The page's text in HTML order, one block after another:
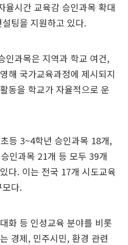
율시간 교육감 승인과목 확대
팅을 지원하고 있다.
인과목은 지역과 학교 여건,
해 국가교육과정에 제시되지
동을 학교가 자율적으로 운
등 3~4학년 승인과목 18개,
인과목 21개 등 모두 39개
다. 이는 전국 17개 시도교육
다.
화 등 인성교육 분야를 비롯
경제, 민주시민, 환경 관련